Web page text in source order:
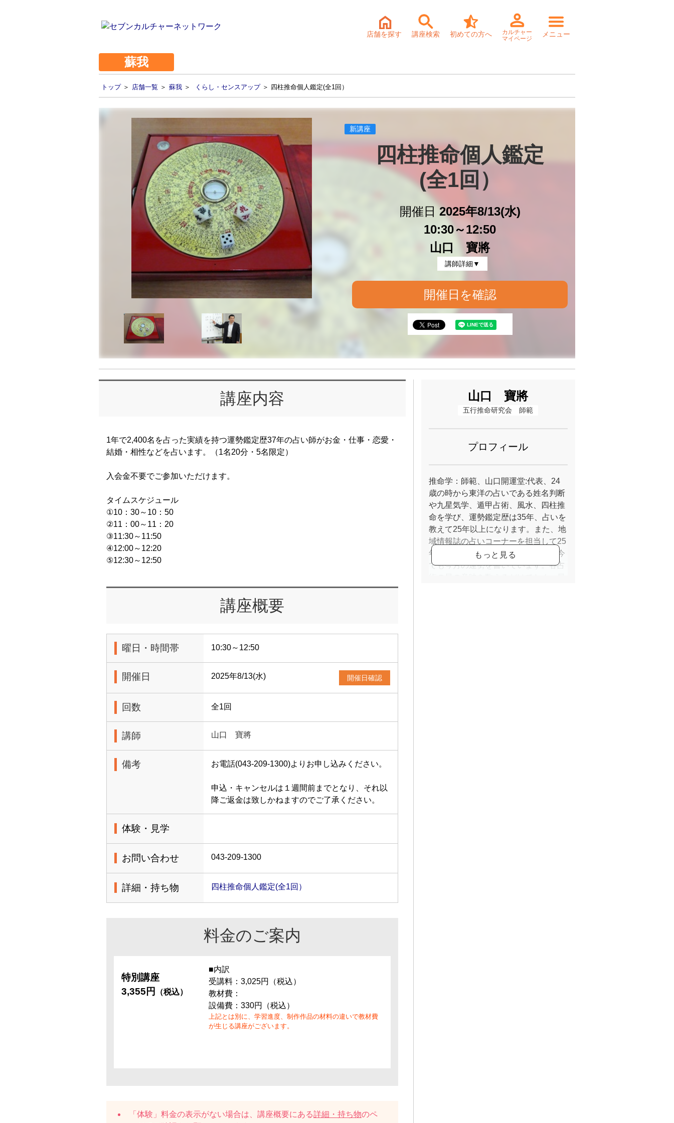
店舗を探す 講座検索 初めての方へ
カルチャー
マイページ
メニュー
蘇我
トップ＞ 店舗一覧 ＞ 蘇我 ＞ くらし・センスアップ＞ 四柱推命個人鑑定(全1回）
新講座
四柱推命個人鑑定
(全1回）
開催日 2025年8/13(水)
10:30～12:50
山口 寶將
講師詳細▼
開催日を確認
講座内容
1年で2,400名を占った実績を持つ運勢鑑定歴37年の占い師がお金・仕事・恋愛・
結婚・相性などを占います。（1名20分・5名限定）
入会金不要でご参加いただけます。
タイムスケジュール
①10：30～10：50
②11：00～11：20
③11:30～11:50
④12:00～12:20
⑤12:30～12:50
講座概要
曜日・時間帯 10:30～12:50
開催日 2025年8/13(水) 開催日確認
回数 全1回
講師 山口 寶將
備考 お電話(043-209-1300)よりお申し込みください。
申込・キャンセルは１週間前までとなり、それ以
降ご返金は致しかねますのでご了承ください。
体験・見学
お問い合わせ 043-209-1300
詳細・持ち物 四柱推命個人鑑定(全1回）
料金のご案内
特別講座
3,355円
（税込）
■内訳
受講料：3,025円（税込）
教材費：
設備費：330円（税込）
上記とは別に、学習進度、制作作品の材料の違いで教材費
が生じる講座がございます。
「体験」料金の表示がない場合は、講座概要にある詳細・持ち物のペ
山口 寶將
五行推命研究会　師範
プロフィール
推命学：師範、山口開運堂:代表、24
歳の時から東洋の占いである姓名判断
や九星気学、遁甲占術、風水、四柱推
命を学び、運勢鑑定歴は35年、占いを
教えて25年以上になります。また、地
域情報誌の占いコーナーを担当して25
年になり、その期間毎月書き続け、今
でも今月の運勢を書いています。各占